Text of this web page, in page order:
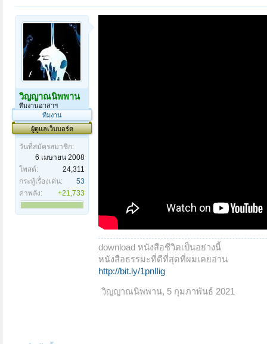
วิญญาณนิพพาน
ทีมงานอาสาฯ
ทีมงาน
ผู้ดูแลเว็บบอร์ด
วันที่สมัครสมาชิก:
6 เมษายน 2008
โพสต์:
24,311
กระทู้เรื่องเด่น:
53
ค่าพลัง:
+21,733
download หนังสือชีวิตเป็นอย่างนี้
หนังสือธรรมะที่ดีที่สุดที่ผมเคยอ่าน
http://bit.ly/1pnlIig
วิญญาณนิพพาน, 5 กุมภาพันธ์ 2021